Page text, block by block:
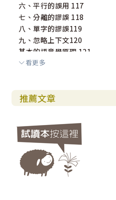
六、平行的誤用 117
七、分離的謬誤 118
八、單字的謬誤119
九、忽略上下文120
基本的語意學原理 121
一、意義 121
四、情境 126
五、深層結構128
六、句法和語意學 129
七、語意範圍130
八、內涵的意義133
九、語意場／聚合（詞形變
組合字的分析134
十、模稜兩可與雙重含義139
看更多
推薦文章